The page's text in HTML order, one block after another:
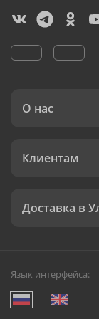
О нас
Клиентам
Доставка в
Язык интерфейса: